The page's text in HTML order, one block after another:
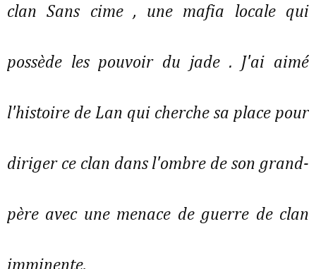
clan Sans cime , une mafia locale qui
possède les pouvoir du jade . J'ai aimé
l'histoire de Lan qui cherche sa place pour
diriger ce clan dans l'ombre de son grand-
père avec une menace de guerre de clan